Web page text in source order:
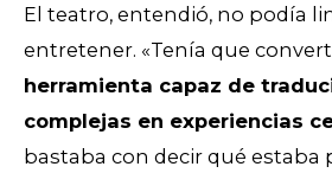
El teatro, entendió, no podía
entretener. «Tenía que
herramienta capaz de
complejas en experiencias
bastaba con decir qué estaba